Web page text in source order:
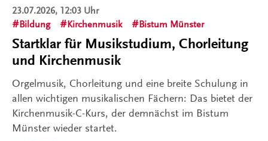
23.07.2026, 12:03 Uhr
Bildung
Kirchenmusik Bistum Münster
Startklar für Musikstudium, Chorleitung
und Kirchenmusik
Orgelmusik, Chorleitung und eine breite Schulung in
allen wichtigen musikalischen Fächern: Das bietet der
Kirchenmusik-C-Kurs, der demnächst im Bistum
Münster wieder startet.